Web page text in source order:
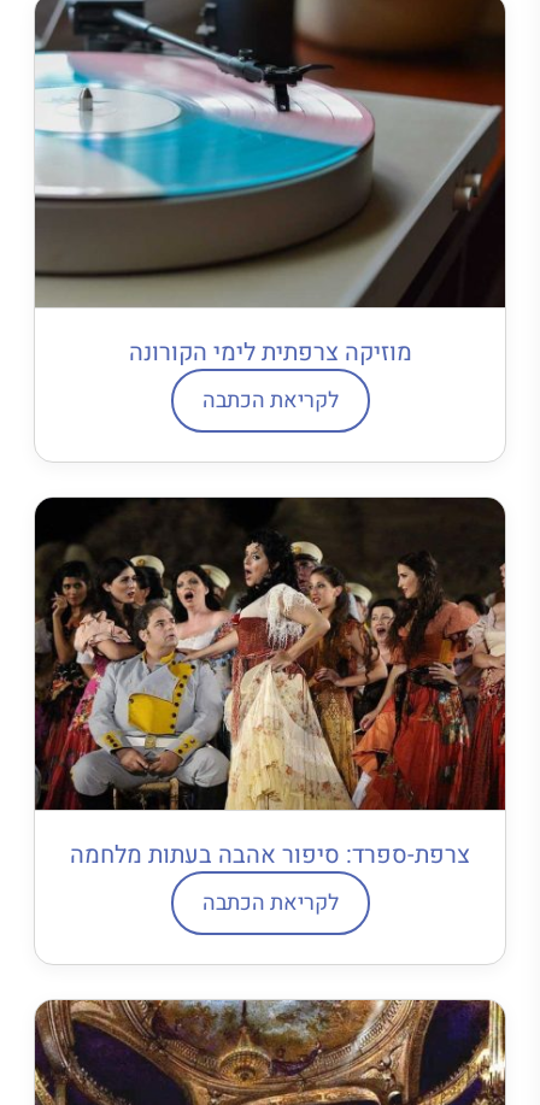
מוזיקה צרפתית לימי הקורונה
לקריאת הכתבה
צרפת-ספרד: סיפור אהבה בעתות מלחמה
לקריאת הכתבה